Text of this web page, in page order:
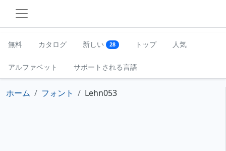
無料 カタログ 新しい 28 トップ 人気
アルファベット サポートされる言語
ホーム フォント Lehn053